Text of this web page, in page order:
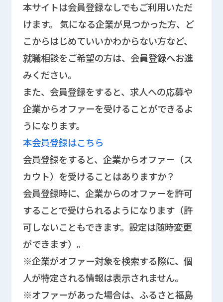
本サイトは会員登録なしでもご利用いただ
けます。 気になる企業が見つかった方、ど
こからはじめていいかわからない方など、
就職相談をご希望の方は、会員登録へお進
みください。
また、会員登録をすると、求人への応募や
企業からオファーを受けることができるよ
うになります。
本会員登録はこちら
会員登録をすると、企業からオファー（ス
カウト）を受けることはありますか？
会員登録時に、企業からのオファーを許可
することで受けられるようになります（許
可しないこともできます。設定は随時変更
ができます）。
※企業がオファー対象を検索する際に、個
人が特定される情報は表示されません。
※オファーがあった場合は、ふるさと福島